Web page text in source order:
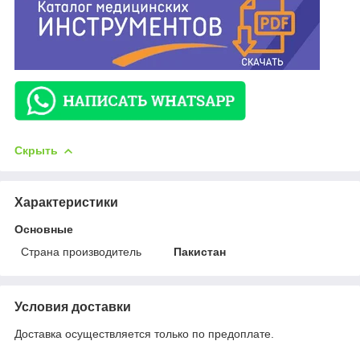
Скрыть
Характеристики
Основные
Страна производитель
Пакистан
Условия доставки
Доставка осуществляется только по предоплате.